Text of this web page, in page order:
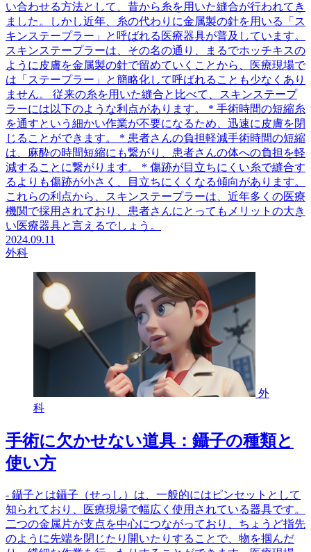
い合わせる方法として、昔から糸を用いた縫合が行われてき
ました。しかし近年、糸の代わりに金属製の針を用いる「ス
キンステープラー」と呼ばれる医療器具が普及しています。
スキンステープラーは、その名の通り、まるでホッチキスの
ように皮膚を金属製の針で留めていくことから、医療現場で
は「ステープラー」と簡略化して呼ばれることも少なくあり
ません。 従来の糸を用いた縫合と比べて、スキンステープ
ラーには以下のような利点があります。 * 手術時間の短縮糸
を通すという細かい作業が不要になるため、迅速に皮膚を閉
じることができます。 * 患者さんの負担軽減手術時間の短縮
は、麻酔の時間短縮にも繋がり、患者さんの体への負担を軽
減することに繋がります。 * 傷跡が目立ちにくい糸で縫合す
るよりも傷跡が小さく、目立ちにくくなる傾向があります。
これらの利点から、スキンステープラーは、近年多くの医療
機関で採用されており、患者さんにとってもメリットの大き
い医療器具と言えるでしょう。
2024.09.11
外科
外
科
手術に欠かせない道具：鑷子の種類と
使い方
- 鑷子とは鑷子（せっし）は、一般的にはピンセットとして
知られており、医療現場で幅広く使用されている器具です。
二つの金属片が支点を中心につながっており、ちょうど指先
のように先端を閉じたり開いたりすることで、物を掴んだ